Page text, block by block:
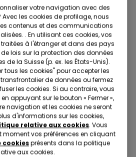
-50%
votre navigation avec des
les cookies de profilage, nous
contenus et des communications
. En utilisant ces cookies, vos
à l'étranger et dans des pays
lois sur la protection des données
de la Suisse (p. ex. les États-Unis).
tous les cookies" pour accepter les
de données ou fermez
les cookies. Si au contraire, vous
appuyant sur le bouton « Fermer »,
navigation et les cookies ne seront
d'informations sur les cookies,
relative aux cookies. Vous
moment vos préférences en cliquant
cookiesprésents dans la politique
aux cookies.